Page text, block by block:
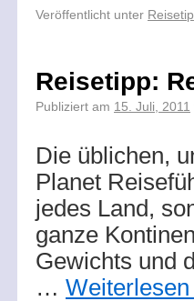
Veröffentlicht unter
Reisetipp:
Publiziert am 15. Juli, 2011
Die üblichen,
Planet
jedes Land,
ganze
Gewichts und
… Weiterlesen